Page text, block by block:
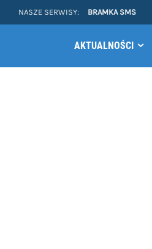
NASZE SERWISY: BRAMKA SMS
AKTUALNOŚCI